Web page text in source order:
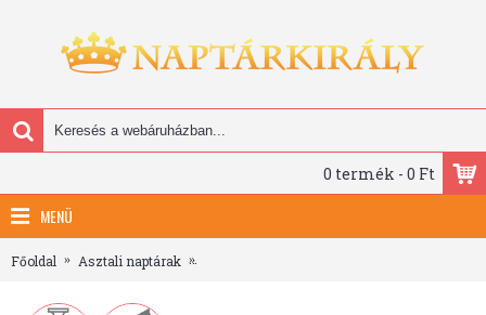
0 termék - 0 Ft
MENÜ
Főoldal Asztali naptárak